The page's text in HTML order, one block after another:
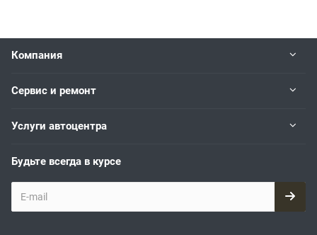
Компания
Сервис и ремонт
Услуги автоцентра
Будьте всегда в курсе